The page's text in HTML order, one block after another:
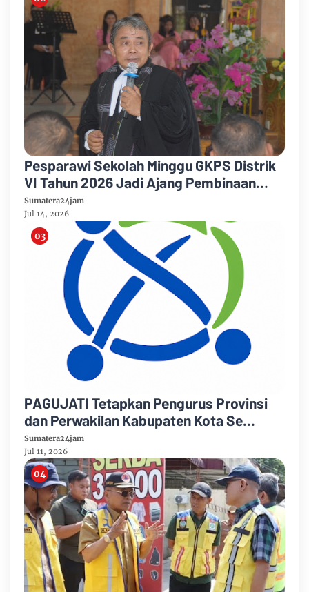
Pesparawi Sekolah Minggu GKPS Distrik
VI Tahun 2026 Jadi Ajang Pembinaan
Iman dan Pengembangan Talenta Anak
Sumatera24jam
Jul 14, 2026
PAGUJATI Tetapkan Pengurus Provinsi
dan Perwakilan Kabupaten Kota Se
Provinsi Jambi Periode 2026–2029
Sumatera24jam
Jul 11, 2026